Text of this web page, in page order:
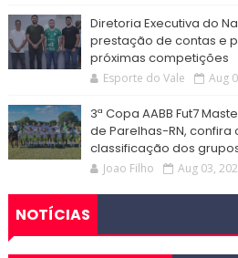
Diretoria Executiva do
prestação de contas e
próximas competições
Esporte do Vale Aug
3ª Copa AABB Fut7
de Parelhas-RN, confira
classificação dos
Joao Filho Aug 03,
NOTÍCIAS